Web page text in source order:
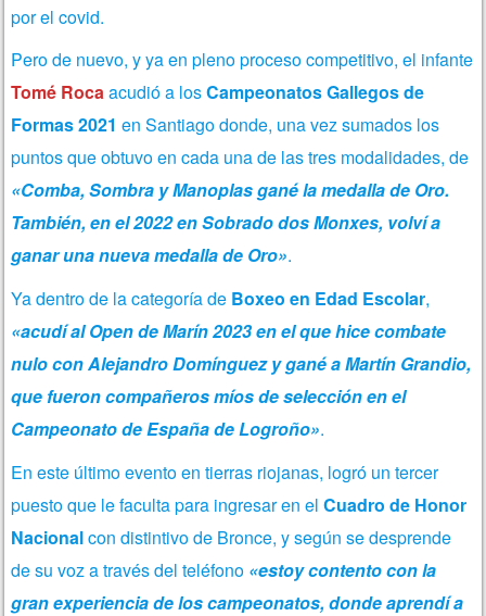
por el covid.
Pero de nuevo, y ya en pleno proceso competitivo, el infante
Tomé Rocaacudió a losCampeonatos Gallegos de
Formas 2021 en Santiago donde, una vez sumados los
puntos que obtuvo en cada una de las tres modalidades, de
«Comba, Sombra y Manoplas gané la medalla de Oro.
También, en el 2022 en Sobrado dos Monxes, volví a
ganar una nueva medalla de Oro».
Ya dentro de la categoría de Boxeo en Edad Escolar,
«acudí al Open de Marín 2023 en el que hice combate
nulo con Alejandro Domínguez y gané a Martín Grandio,
que fueron compañeros míos de selección en el
Campeonato de España de Logroño».
En este último evento en tierras riojanas, logró un tercer
puesto que le faculta para ingresar en elCuadro de Honor
Nacionalcon distintivo de Bronce, y según se desprende
de su voz a través del teléfono «estoy contento con la
gran experiencia de los campeonatos, donde aprendí a